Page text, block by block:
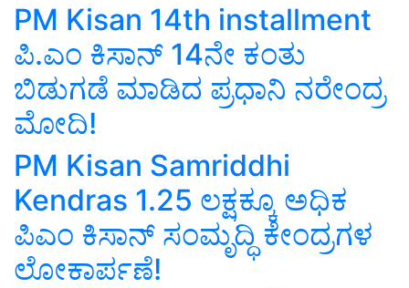
PM Kisan 14th installment
ಪಿ.ಎಂ ಕಿಸಾನ್‌ 14ನೇ ಕಂತು
ಬಿಡುಗಡೆ ಮಾಡಿದ ಪ್ರಧಾನಿ ನರೇಂದ್ರ
ಮೋದಿ!
PM Kisan Samriddhi
Kendras 1.25 ಲಕ್ಷಕ್ಕೂ ಅಧಿಕ
ಪಿಎಂ ಕಿಸಾನ್ ಸಂಮೃದ್ಧಿ ಕೇಂದ್ರಗಳ
ಲೋಕಾರ್ಪಣೆ!